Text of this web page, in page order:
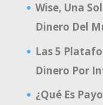
Wise, Una
Dinero Del
Las 5
Dinero Por
¿Qué Es